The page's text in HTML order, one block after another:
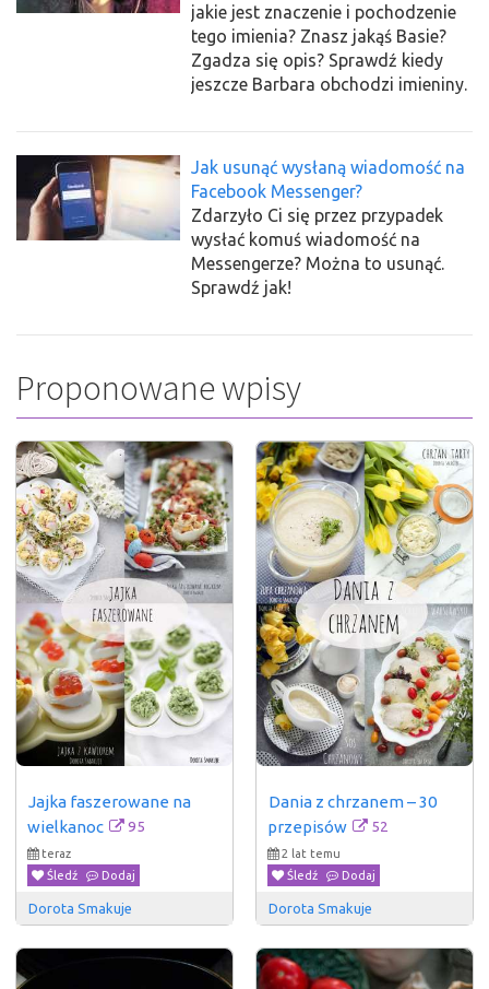
jakie jest znaczenie i pochodzenie
tego imienia? Znasz jakąś Basie?
Zgadza się opis? Sprawdź kiedy
jeszcze Barbara obchodzi imieniny.
Jak usunąć wysłaną wiadomość na
Facebook Messenger?
Zdarzyło Ci się przez przypadek
wysłać komuś wiadomość na
Messengerze? Można to usunąć.
Sprawdź jak!
Proponowane wpisy
Jajka faszerowane na
wielkanoc
95
teraz
Śledź
Dodaj
Dorota Smakuje
Dania z chrzanem – 30
przepisów
52
2 lat temu
Śledź
Dodaj
Dorota Smakuje